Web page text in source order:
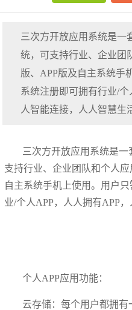
三次方开放应用系统是一
统，可支持行业、企业团
版、APP版及自主系统手
系统注册即可拥有行业/
人智能连接，人人智慧生
三次方开放应用系统是
支持行业、企业团队和个人
自主系统手机上使用。用户
业/个人APP，人人拥有APP
个人APP应用功能：
云存储：每个用户都拥